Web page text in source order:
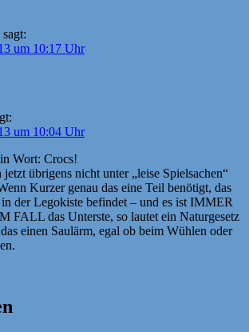
sagt:
um 10:17 Uhr
um 10:04 Uhr
Wort: Crocs!
übrigens nicht unter „leise Spielsachen“
Kurzer genau das eine Teil benötigt, das
der Legokiste befindet – und es ist IMMER
FALL das Unterste, so lautet ein Naturgesetz
einen Saulärm, egal ob beim Wühlen oder